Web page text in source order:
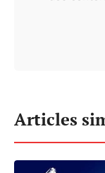
Articles